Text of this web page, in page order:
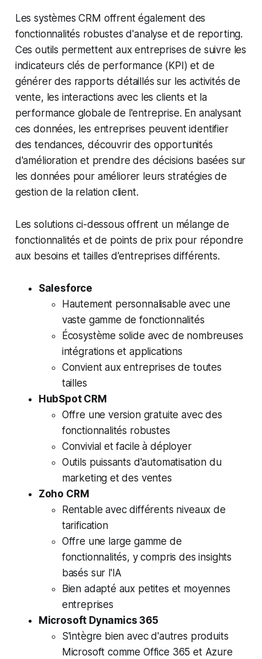
Les systèmes CRM offrent également des
fonctionnalités robustes d'analyse et de reporting.
Ces outils permettent aux entreprises de suivre les
indicateurs clés de performance (KPI) et de
générer des rapports détaillés sur les activités de
vente, les interactions avec les clients et la
performance globale de l'entreprise. En analysant
ces données, les entreprises peuvent identifier
des tendances, découvrir des opportunités
d'amélioration et prendre des décisions basées sur
les données pour améliorer leurs stratégies de
gestion de la relation client.
Les solutions ci-dessous offrent un mélange de
fonctionnalités et de points de prix pour répondre
aux besoins et tailles d'entreprises différents.
Salesforce
Hautement personnalisable avec une
vaste gamme de fonctionnalités
Écosystème solide avec de nombreuses
intégrations et applications
Convient aux entreprises de toutes
tailles
HubSpot CRM
Offre une version gratuite avec des
fonctionnalités robustes
Convivial et facile à déployer
Outils puissants d'automatisation du
marketing et des ventes
Zoho CRM
Rentable avec différents niveaux de
tarification
Offre une large gamme de
fonctionnalités, y compris des insights
basés sur l'IA
Bien adapté aux petites et moyennes
entreprises
Microsoft Dynamics 365
S'intègre bien avec d'autres produits
Microsoft comme Office 365 et Azure